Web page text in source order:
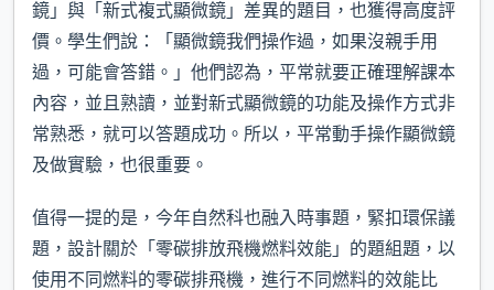
鏡」與「新式複式顯微鏡」差異的題目，也獲得高度評
價。學生們說：「顯微鏡我們操作過，如果沒親手用
過，可能會答錯。」他們認為，平常就要正確理解課本
內容，並且熟讀，並對新式顯微鏡的功能及操作方式非
常熟悉，就可以答題成功。所以，平常動手操作顯微鏡
及做實驗，也很重要。
值得一提的是，今年自然科也融入時事題，緊扣環保議
題，設計關於「零碳排放飛機燃料效能」的題組題，以
使用不同燃料的零碳排飛機，進行不同燃料的效能比